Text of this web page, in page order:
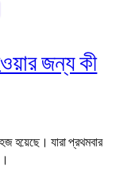
জন্য কী
হয়েছে। যারা প্রথমবার